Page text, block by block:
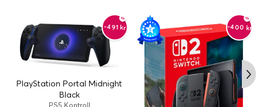
-491 kr
PlayStation Portal Midnight
Black
PS5 Kontroll
-400 kr